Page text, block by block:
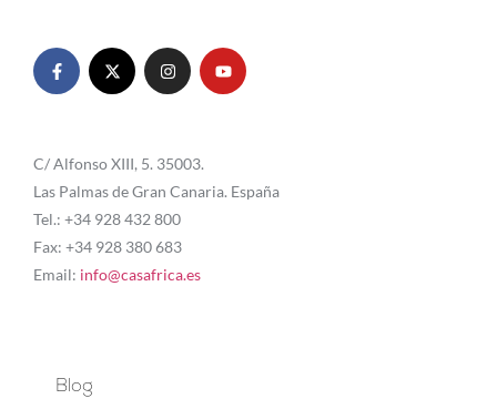
C/ Alfonso XIII, 5. 35003.
Las Palmas de Gran Canaria. España
Tel.: +34 928 432 800
Fax: +34 928 380 683
Email: info@casafrica.es
Blog